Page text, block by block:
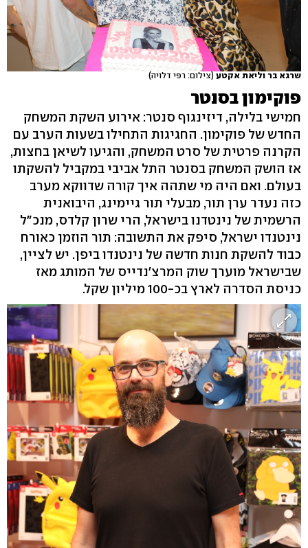
שרגא בר וליאת אקטע (צילום: רפי דלויה)
פוקימון בסנטר
חמישי בלילה, דיזינגוף סנטר: אירוע השקת המשחק
החדש של פוקימון. החגיגות התחילו בשעות הערב עם
הקרנה פרטית של סרט המשחק, והגיעו לשיאן בחצות,
אז הושק המשחק בסנטר התל אביבי במקביל להשקתו
בעולם. ואם היה מי שתהה איך קורה שדווקא מערב
כזה נעדר ערן תור, מבעלי תור גיימינג, היבואנית
הרשמית של נינטדנו בישראל, הרי שרון קלדס, מנכ"ל
נינטנדו ישראל, סיפק את התשובה: תור הוזמן כאורח
כבוד להשקת חנות חדשה של נינטנדו ביפן. יש לציין,
שבישראל מוערך שוק המרצ'נדייס של המותג מאז
כניסת הסדרה לארץ בכ-100 מיליון שקל.